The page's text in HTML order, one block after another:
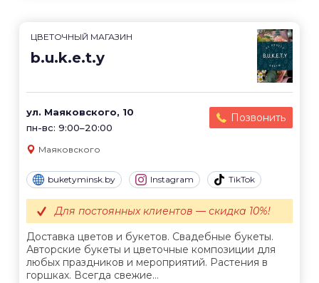
ЦВЕТОЧНЫЙ МАГАЗИН
b.u.k.e.t.y
ул. Маяковского, 10
пн-вс: 9:00–20:00
Позвонить
Маяковского
buketyminsk.by Instagram TikTok
Доставка цветов и букетов. Свадебные букеты.
Авторские букеты и цветочные композиции для
любых праздников и мероприятий. Растения в
горшках. Всегда свежие...
Для постоянных клиентов — скидка 10%!